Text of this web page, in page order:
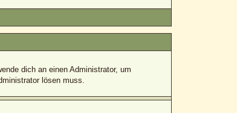
dich an einen Administrator, um
lösen muss.